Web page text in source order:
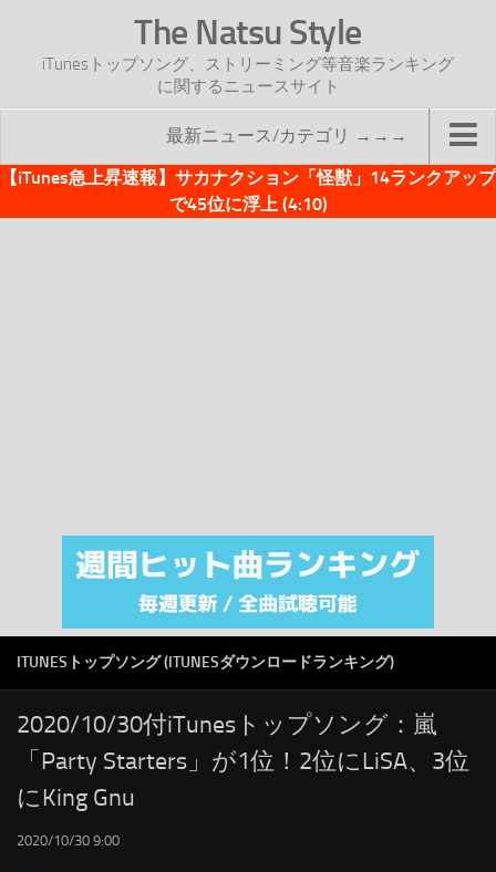
The Natsu Style
iTunesトップソング、ストリーミング等音楽ランキング
に関するニュースサイト
最新ニュース/カテゴリ →→→
TOP
注目カテゴリ
オリジナルiTunes週間トップソング
RSS
LINKS
【iTunes急上昇速報】サカナクション「怪獣」14ランクアップ
で45位に浮上 (4:10)
ITUNESトップソング (ITUNESダウンロードランキング)
2020/10/30付iTunesトップソング：嵐
「Party Starters」が1位！2位にLiSA、3位
にKing Gnu
2020/10/30 9:00